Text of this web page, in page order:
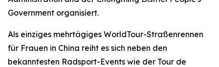
Government organisiert.
Als einziges mehrtägiges WorldTour-Straßenrennen
für Frauen in China reiht es sich neben den
bekanntesten Radsport-Events wie der Tour de